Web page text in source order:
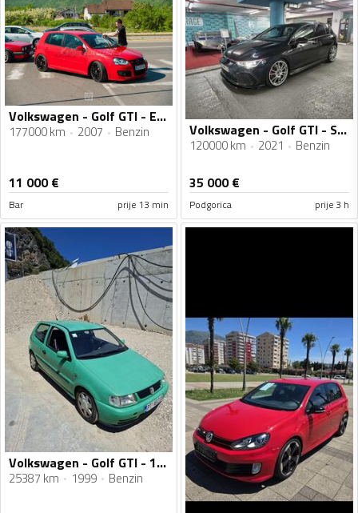
Volkswagen - Golf GTI - Edition 30
177000 km 2007 Benzin
11 000€
Bar prije 13 min
Volkswagen - Golf GTI - St2
120000 km 2021 Benzin
35 000€
Podgorica prije 3 h
Volkswagen - Golf GTI - 1.4 16V DOHC
25387 km 1999 Benzin